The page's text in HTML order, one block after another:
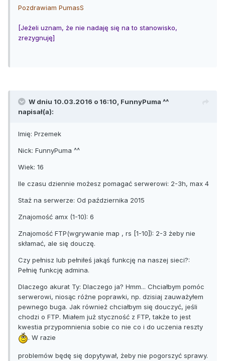
Pozdrawiam PumasS
[Jeżeli uznam, że nie nadaję się na to stanowisko,
zrezygnuję]
W dniu 10.03.2016 o 16:10, FunnyPuma ^^
napisał(a):
Imię: Przemek
Nick: FunnyPuma ^^
Wiek: 16
Ile czasu dziennie możesz pomagać serwerowi: 2-3h, max 4
Staż na serwerze: Od października 2015
Znajomość amx (1-10): 6
Znajomość FTP(wgrywanie map , rs [1-10]): 2-3 żeby nie
skłamać, ale się douczę.
Czy pełnisz lub pełniłeś jakąś funkcję na naszej sieci?:
Pełnię funkcję admina.
Dlaczego akurat Ty: Dlaczego ja? Hmm... Chciałbym pomóc
serwerowi, niosąc różne poprawki, np. dzisiaj zauważyłem
pewnego buga. Jak również chciałbym się douczyć, jeśli
chodzi o FTP. Miałem już styczność z FTP, także to jest
kwestia przypomnienia sobie co nie co i do uczenia reszty
. W razie
problemów będę się dopytywał, żeby nie pogorszyć sprawy.